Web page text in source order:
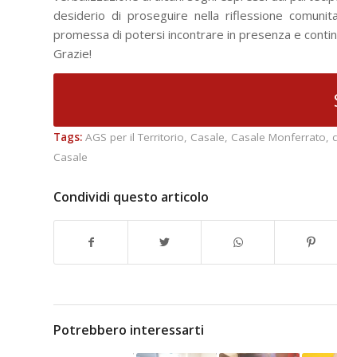
desiderio di proseguire nella riflessione
promessa di potersi incontrare in presenza e
Grazie!
Tags: AGS per il Territorio, Casale, Casale Monferrato,
Casale
Condividi questo articolo
Potrebbero interessarti